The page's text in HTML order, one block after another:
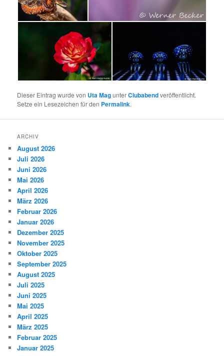
Dieser Eintrag wurde von Uta MagunterClubabendveröffentlicht.
Setze ein Lesezeichen für den Permalink.
ARCHIV
August 2026
Juli 2026
Juni 2026
Mai 2026
April 2026
März 2026
Februar 2026
Januar 2026
Dezember 2025
November 2025
Oktober 2025
September 2025
August 2025
Juli 2025
Juni 2025
Mai 2025
April 2025
März 2025
Februar 2025
Januar 2025